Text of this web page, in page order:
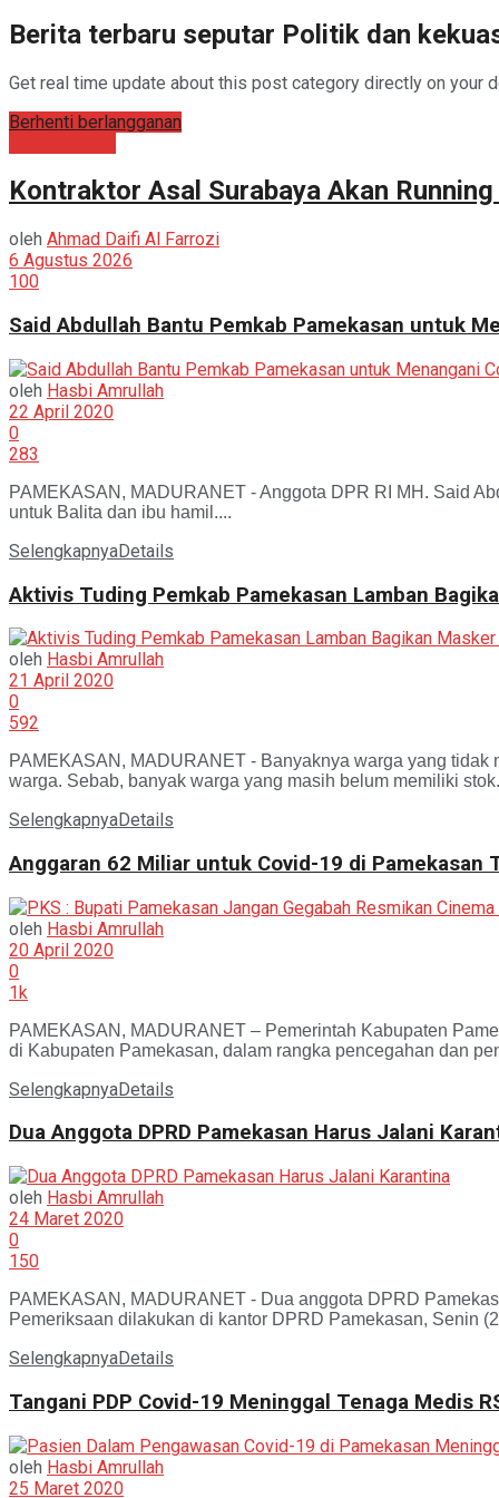
Berita terbaru seputar Politik dan
Get real time update about this post category directly on your
Berhenti berlangganan
Kontraktor Asal Surabaya Akan
oleh Ahmad Daifi Al Farrozi
6 Agustus 2026
100
Said Abdullah Bantu Pemkab Pamekasan untuk
oleh Hasbi Amrullah
22 April 2020
0
283
PAMEKASAN, MADURANET - Anggota DPR RI MH. Said
untuk Balita dan ibu hamil....
SelengkapnyaDetails
Aktivis Tuding Pemkab Pamekasan Lamban
oleh Hasbi Amrullah
21 April 2020
0
592
PAMEKASAN, MADURANET - Banyaknya warga yang
warga. Sebab, banyak warga yang masih belum memiliki
SelengkapnyaDetails
Anggaran 62 Miliar untuk Covid-19 di Pamekasan
oleh Hasbi Amrullah
20 April 2020
0
1k
PAMEKASAN, MADURANET – Pemerintah Kabupaten
di Kabupaten Pamekasan, dalam rangka pencegahan dan
SelengkapnyaDetails
Dua Anggota DPRD Pamekasan Harus Jalani
oleh Hasbi Amrullah
24 Maret 2020
0
150
PAMEKASAN, MADURANET - Dua anggota DPRD
Pemeriksaan dilakukan di kantor DPRD Pamekasan, Senin
SelengkapnyaDetails
Tangani PDP Covid-19 Meninggal Tenaga Medis
oleh Hasbi Amrullah
25 Maret 2020